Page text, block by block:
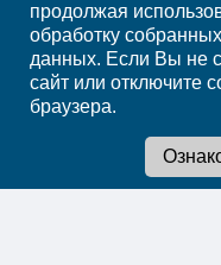
продолжая
обработку
данных. Если Вы не
сайт или отключите
браузера.